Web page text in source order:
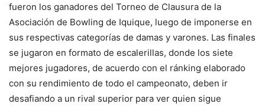
fueron los ganadores del Torneo de Clausura de la
Asociación de Bowling de Iquique, luego de imponerse en
sus respectivas categorías de damas y varones. Las finales
se jugaron en formato de escalerillas, donde los siete
mejores jugadores, de acuerdo con el ránking elaborado
con su rendimiento de todo el campeonato, deben ir
desafiando a un rival superior para ver quien sigue